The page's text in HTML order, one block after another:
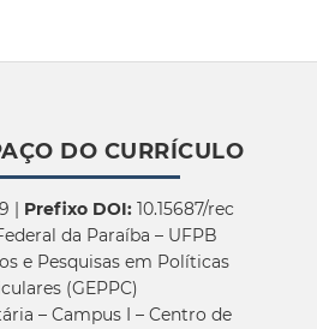
DO CURRÍCULO
| Prefixo DOI:10.15687/rec
da Paraíba – UFPB
e Pesquisas em Políticas
(GEPPC)
– Campus I – Centro de